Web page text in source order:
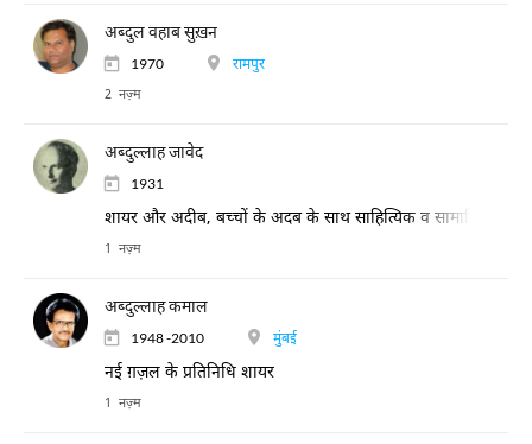
अब्दुल वहाब सुख़न
1970 रामपुर
2 नज़्म
अब्दुल्लाह जावेद
1931
शायर और अदीब, बच्चों के अदब के साथ साहित्यिक व सामाजिक
1 नज़्म
अब्दुल्लाह कमाल
1948 -2010 मुंबई
नई ग़ज़ल के प्रतिनिधि शायर
1 नज़्म